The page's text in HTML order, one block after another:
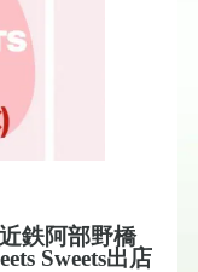
鉄阿部野橋
Sweets出店